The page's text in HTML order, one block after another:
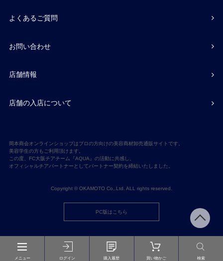
メニュー ログイン 購入履歴 買い物かご 検索
よくあるご質問
お問い合わせ
店舗情報
店舗の入店について
岡本商会オンラインショップはプロの方向けの美容商材卸売通販サイトです。
美容学生の方もご利用頂けます。
この度、FC大阪チアチーム『AQUA』の活動に共感し、
オフィシャルチアパートナーとしてパートナー契約を締結いたしました。
Copyright © OKAMOTO Co,.Ltd. ALL rights reserved.
PC版はこちら